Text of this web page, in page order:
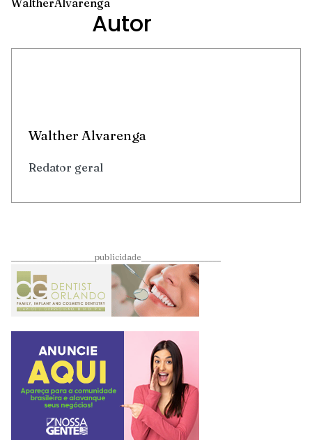
Autor
Walther Alvarenga
Redator geral
____________________publicidade___________________